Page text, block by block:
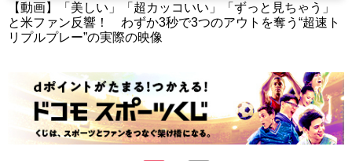
【動画】「美しい」「超カッコいい」「ずっと見ちゃう」
と米ファン反響！ わずか3秒で3つのアウトを奪う“超速ト
リプルプレー”の実際の映像